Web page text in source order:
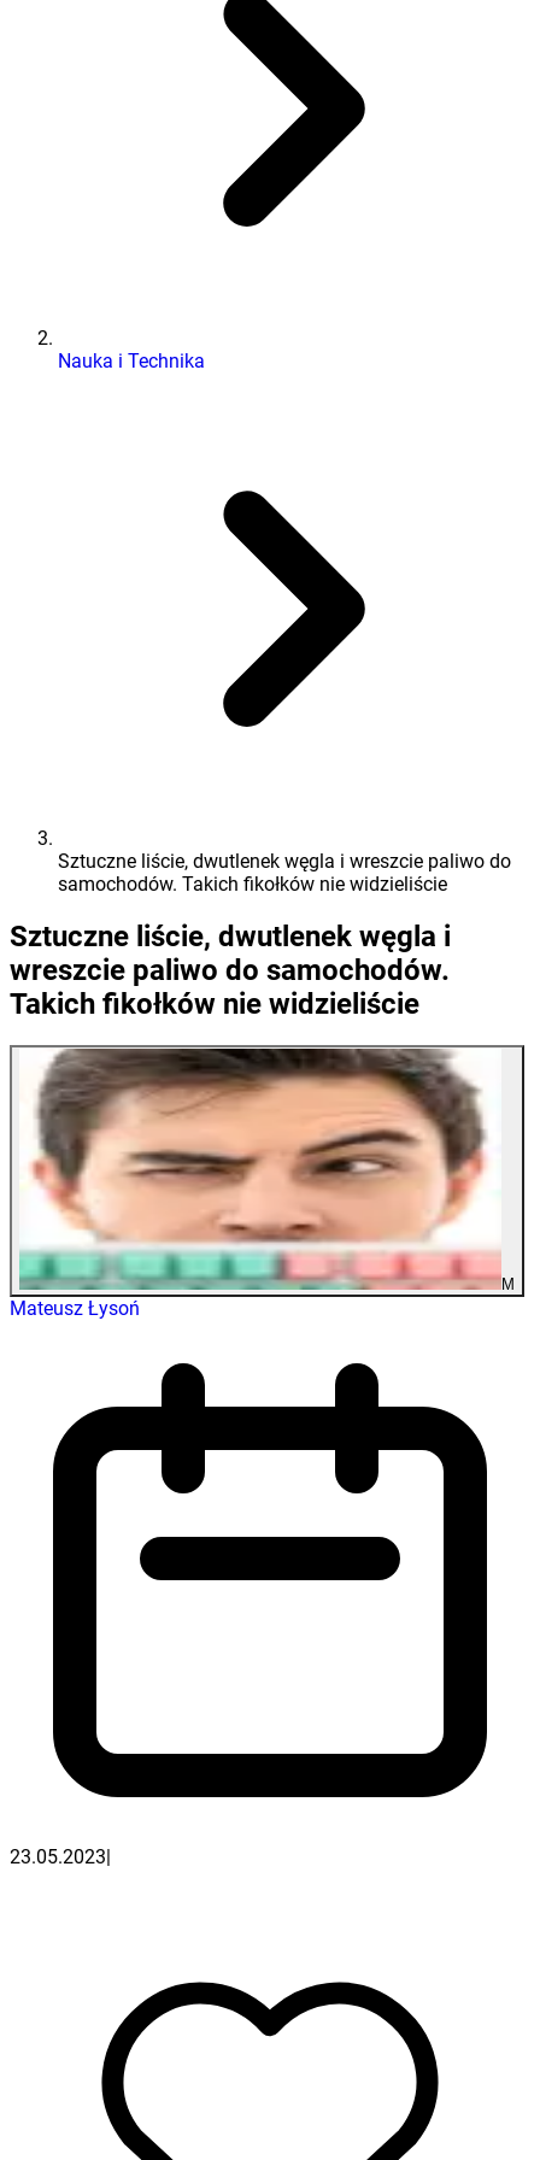
Nauka i Technika
Sztuczne liście, dwutlenek węgla i wreszcie paliwo do
samochodów. Takich fikołków nie widzieliście
Sztuczne liście, dwutlenek węgla i
wreszcie paliwo do samochodów.
Takich fikołków nie widzieliście
M
Mateusz Łysoń
23.05.2023|